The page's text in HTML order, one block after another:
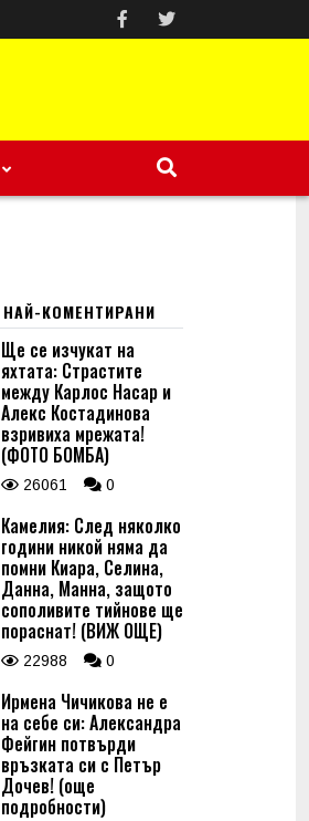
НАЙ-КОМЕНТИРАНИ
Ще се изчукат на
яхтата: Страстите
между Карлос Насар и
Алекс Костадинова
взривиха мрежата!
(ФОТО БОМБА)
26061 0
Камелия: След няколко
години никой няма да
помни Киара, Селина,
Данна, Манна, защото
сополивите тийнове ще
пораснат! (ВИЖ ОЩЕ)
22988 0
Ирмена Чичикова не е
на себе си: Александра
Фейгин потвърди
връзката си с Петър
Дочев! (още
подробности)